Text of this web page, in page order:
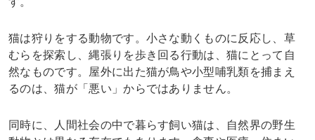
猫は狩りをする動物です。小さな動くものに反応し、草
むらを探索し、縄張りを歩き回る行動は、猫にとって自
然なものです。屋外に出た猫が鳥や小型哺乳類を捕まえ
るのは、猫が「悪い」からではありません。
同時に、人間社会の中で暮らす飼い猫は、自然界の野生